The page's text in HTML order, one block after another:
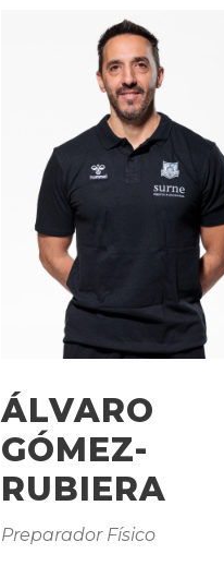
ÁLVARO
GÓMEZ-
RUBIERA
Preparador Físico